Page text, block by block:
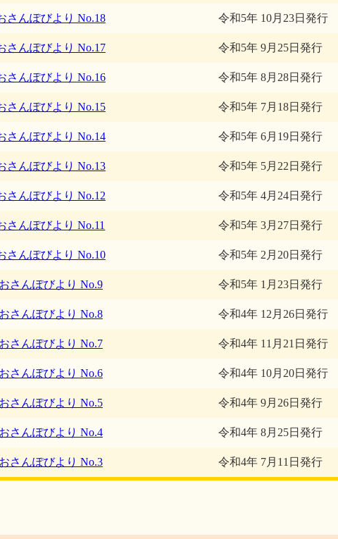
さんぽびより No.18 令和5年 10月23日発行
さんぽびより No.17 令和5年 9月25日発行
さんぽびより No.16 令和5年 8月28日発行
さんぽびより No.15 令和5年 7月18日発行
さんぽびより No.14 令和5年 6月19日発行
さんぽびより No.13 令和5年 5月22日発行
さんぽびより No.12 令和5年 4月24日発行
さんぽびより No.11 令和5年 3月27日発行
さんぽびより No.10 令和5年 2月20日発行
おさんぽびより No.9 令和5年 1月23日発行
おさんぽびより No.8 令和4年 12月26日発行
おさんぽびより No.7 令和4年 11月21日発行
おさんぽびより No.6 令和4年 10月20日発行
おさんぽびより No.5 令和4年 9月26日発行
おさんぽびより No.4 令和4年 8月25日発行
おさんぽびより No.3 令和4年 7月11日発行